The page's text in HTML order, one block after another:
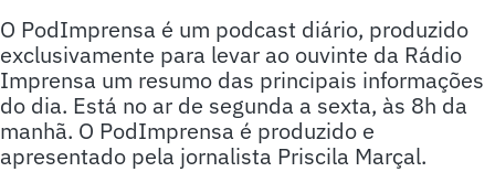
O PodImprensa é um podcast diário, produzido
exclusivamente para levar ao ouvinte da Rádio
Imprensa um resumo das principais informações
do dia. Está no ar de segunda a sexta, às 8h da
manhã. O PodImprensa é produzido e
apresentado pela jornalista Priscila Marçal.